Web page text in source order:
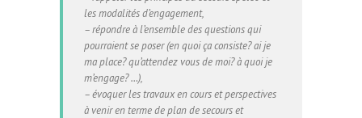
les modalités d’engagement,
– répondre à l’ensemble des questions qui
pourraient se poser (en quoi ça consiste? ai je
ma place? qu’attendez vous de moi? à quoi je
m’engage? …),
– évoquer les travaux en cours et perspectives
à venir en terme de plan de secours et